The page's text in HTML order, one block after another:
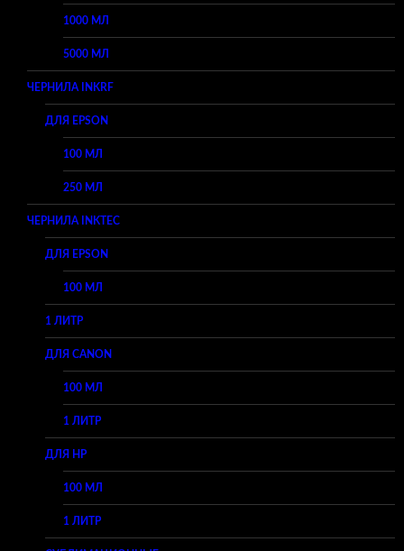
1000 МЛ
5000 МЛ
ЧЕРНИЛА INKRF
ДЛЯ EPSON
100 МЛ
250 МЛ
ЧЕРНИЛА INKTEC
ДЛЯ EPSON
100 МЛ
1 ЛИТР
ДЛЯ CANON
100 МЛ
1 ЛИТР
ДЛЯ HP
100 МЛ
1 ЛИТР